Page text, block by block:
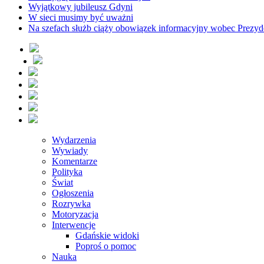
Wyjątkowy jubileusz Gdyni
W sieci musimy być uważni
Na szefach służb ciąży obowiązek informacyjny wobec
Wydarzenia
Wywiady
Komentarze
Polityka
Świat
Ogłoszenia
Rozrywka
Motoryzacja
Interwencje
Gdańskie widoki
Poproś o pomoc
Nauka